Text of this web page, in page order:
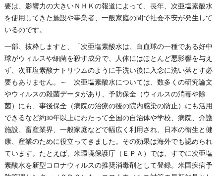
要は、影響力の大きいＮＨＫの報道によって、長年、次亜塩素酸水
を使用してきた施設や事業者、一般家庭の間で社会不安が発生して
いるのです。
一部、抜粋しますと、「次亜塩素酸水は、白血球の一種である好中
球がウィルスや細菌を殺す成分で、人体にはほとんど悪影響を与え
ず、次亜塩素酸ナトリウムのように手洗い後に入念に洗い落とす必
要もありません。～ 次亜塩素酸水については、数多くの研究論文
やウィルスの殺菌データがあり、予防保全（ウィルスの消毒や除
菌）にも、事後保全（病院の治療の後の院内感染の防止）にも活用
できるなど約30年以上にわたって全国の自治体や学校、病院、介護
施設、畜産業界、一般家庭などで幅広く利用され、日本の衛生と健
康、産業のために役立ってきました。その効果は海外でも認められ
ています。たとえば、米環境保護庁（ＥＰＡ）では、すでに次亜塩
素酸水を新型コロナウィルスの推奨消毒剤として登録。米国疾病予